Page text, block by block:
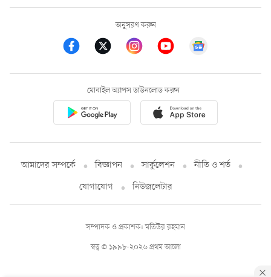
অনুসরণ করুন
মোবাইল অ্যাপস ডাউনলোড করুন
আমাদের সম্পর্কে বিজ্ঞাপন সার্কুলেশন
নীতি ও শর্ত
যোগাযোগ
নিউজলেটার
স্বত্ব © ১৯৯৮-২০২৬ প্রথম আলো
সম্পাদক ও প্রকাশক: মতিউর রহমান